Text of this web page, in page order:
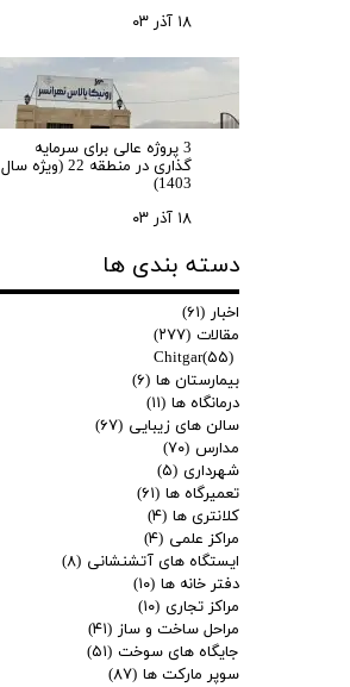
۱۸ آذر ۰۳
3 پروژه عالی برای سرمایه
گذاری در منطقه 22 (ویژه سال
1403)
۱۸ آذر ۰۳
دسته بندی ها
اخبار (۶۱)
مقالات (۲۷۷)
Chitgar(۵۵)
بیمارستان ها (۶)
درمانگاه ها (۱۱)
سالن های زیبایی (۶۷)
مدارس (۷۰)
شهرداری (۵)
تعمیرگاه ها (۶۱)
کلانتری ها (۴)
مراکز علمی (۴)
ایستگاه های آتشنشانی (۸)
دفتر خانه ها (۱۰)
مراکز تجاری (۱۰)
مراحل ساخت و ساز (۴۱)
جایگاه های سوخت (۵۱)
سوپر مارکت ها (۸۷)